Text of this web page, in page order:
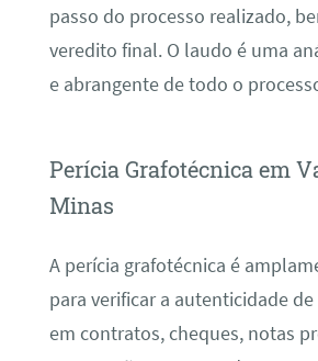
passo do processo realizado,
veredito final. O laudo é uma
e abrangente de todo o
Perícia Grafotécnica em
Minas
A perícia grafotécnica é
para verificar a autenticidade
em contratos, cheques, notas